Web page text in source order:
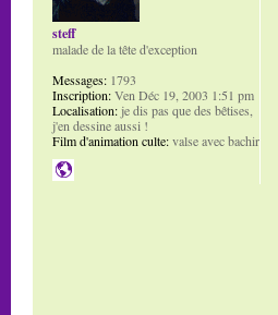
steff
malade de la tête d'exception
Messages: 1793
Inscription:Ven Déc 19, 2003 1:51 pm
Localisation:je dis pas que des bêtises,
j'en dessine aussi !
Film d'animation culte:valse avec bachir